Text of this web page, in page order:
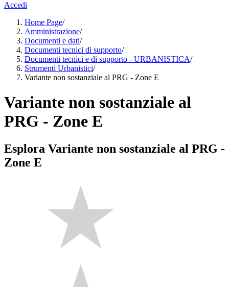
Accedi
Home Page/
Amministrazione/
Documenti e dati/
Documenti tecnici di supporto/
Documenti tecnici e di supporto - URBANISTICA/
Strumenti Urbanistici/
Variante non sostanziale al PRG - Zone E
Variante non sostanziale al
PRG - Zone E
Esplora Variante non sostanziale al PRG -
Zone E